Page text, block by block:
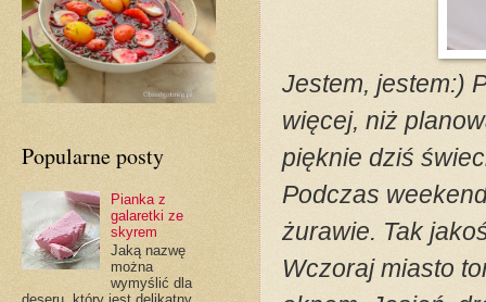
Jestem, jestem:)
więcej, niż
pięknie dziś
Podczas
żurawie. Tak
Wczoraj miasto
Popularne posty
Pianka z
galaretki ze
skyrem
Jaką nazwę
można
wymyślić dla